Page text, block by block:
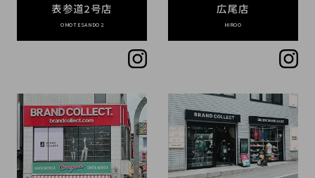
表参道2号店
OMOTESANDO2
広尾店
HIROO